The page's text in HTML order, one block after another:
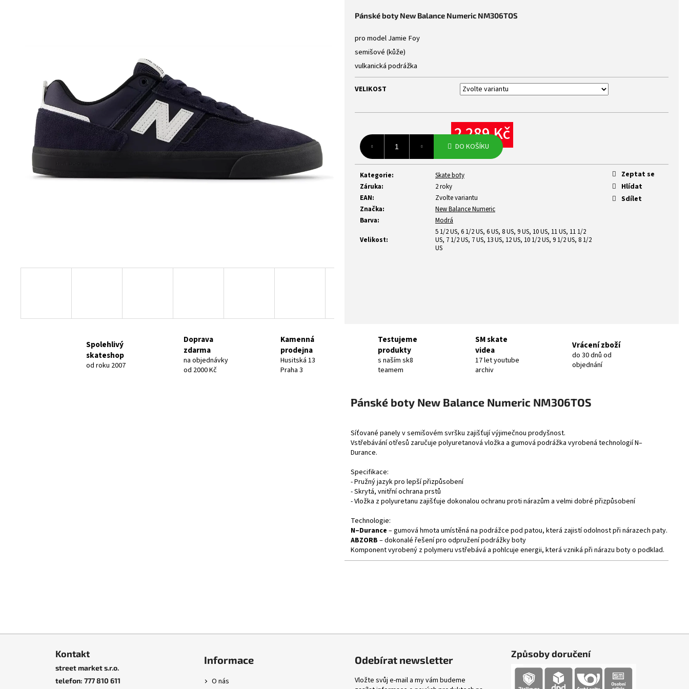
5
Pánské boty New Balance Numeric NM306TOS
pro model Jamie Foy
semišové (kůže)
vulkanická podrážka
VELIKOST
2 289 Kč
cena:
DO KOŠÍKU
Kategorie:
Skate boty
Záruka:
2 roky
EAN:
Zvolte variantu
Značka:
New Balance Numeric
Barva: Modrá
Velikost:
5 1/2 US, 6 1/2 US, 6 US, 8 US, 9 US, 10 US, 11 US, 11 1/2
US, 7 1/2 US, 7 US, 13 US, 12 US, 10 1/2 US, 9 1/2 US, 8 1/2
US
Zeptat se
Hlídat
Sdílet
Spolehlivý
skateshop
od roku 2007
Doprava
zdarma
na objednávky
od 2000 Kč
Kamenná
prodejna
Husitská 13
Praha 3
Testujeme
produkty
s naším sk8
teamem
SM skate
videa
17 let youtube
archiv
Vrácení zboží
do 30 dnů od
objednání
Pánské boty New Balance Numeric NM306TOS
Síťované panely v semišovém svršku zajišťují výjimečnou prodyšnost.
Vstřebávání otřesů zaručuje polyuretanová vložka a gumová podrážka vyrobená technologií N–
Durance.
Specifikace:
- Pružný jazyk pro lepší přizpůsobení
- Skrytá, vnitřní ochrana prstů
- Vložka z polyuretanu zajišťuje dokonalou ochranu proti nárazům a velmi dobré přizpůsobení
Technologie:
N–Durance – gumová hmota umístěná na podrážce pod patou, která zajistí odolnost při nárazech paty.
ABZORB – dokonalé řešení pro odpružení podrážky boty
Komponent vyrobený z polymeru vstřebává a pohlcuje energii, která vzniká při nárazu boty o podklad.
Kontakt
street market s.r.o.
telefon: 777 810 611
Informace
O nás
Odebírat newsletter
Vložte svůj e-mail a my vám budeme
Způsoby doručení